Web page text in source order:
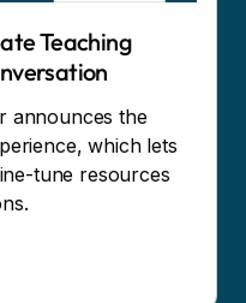
Teaching
announces the
which lets
tune resources